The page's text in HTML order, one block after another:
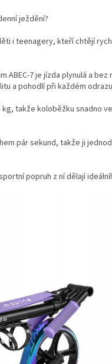
ježdění?
i teenagery, kteří chtějí
7 je jízda plynulá a bez
a pohodlí při každém
takže koloběžku snadno
pár sekund, takže ji
popruh z ní dělají